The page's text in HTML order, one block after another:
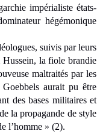
impérialiste états-
hégémonique
suivis par leurs
Hussein, la fiole brandie
maltraités par les
aurait pu être
des bases militaires et
la propagande de style
l’homme » (2).